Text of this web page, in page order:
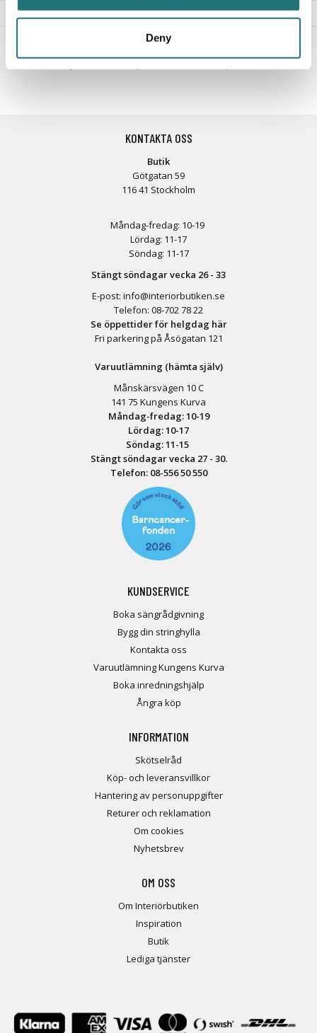
Deny
KONTAKTA OSS
Butik
Götgatan 59
116 41 Stockholm
Måndag-fredag: 10-19
Lördag: 11-17
Söndag: 11-17
Stängt söndagar vecka 26 - 33
E-post: info@interiorbutiken.se
Telefon: 08-702 78 22
Se öppettider för helgdag här
Fri parkering på Åsögatan 121
Varuutlämning (hämta själv)
Månskärsvägen 10 C
141 75 Kungens Kurva
Måndag-fredag: 10-19
Lördag: 10-17
Söndag: 11-15
Stängt söndagar vecka 27 - 30.
Telefon: 08-556 50 550
KUNDSERVICE
Boka sängrådgivning
Bygg din stringhylla
Kontakta oss
Varuutlämning Kungens Kurva
Boka inredningshjälp
Ångra köp
INFORMATION
Skötselråd
Köp- och leveransvillkor
Hantering av personuppgifter
Returer och reklamation
Om cookies
Nyhetsbrev
OM OSS
Om Interiörbutiken
Inspiration
Butik
Lediga tjänster